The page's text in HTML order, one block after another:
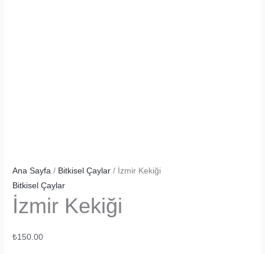
Ana Sayfa / Bitkisel Çaylar / İzmir Kekiği
Bitkisel Çaylar
İzmir Kekiği
₺150.00